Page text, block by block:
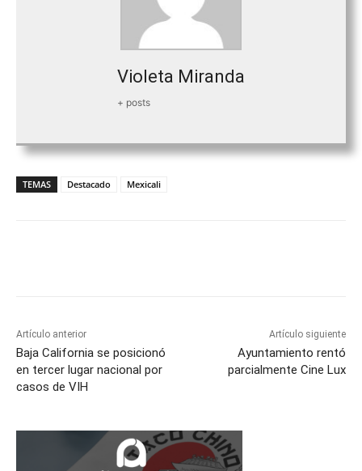
Violeta Miranda
+ posts
TEMAS Destacado Mexicali
Artículo anterior
Baja California se posicionó
en tercer lugar nacional por
casos de VIH
Artículo siguiente
Ayuntamiento rentó
parcialmente Cine Lux